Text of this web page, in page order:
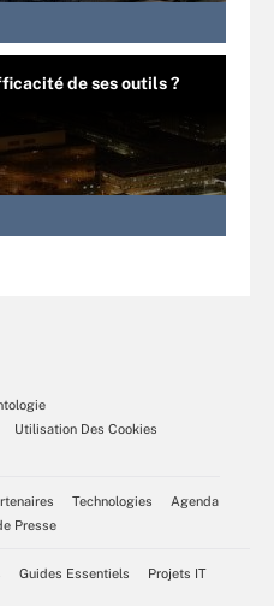
de ses outils ?
Utilisation Des Cookies
Technologies
Agenda
Presse
Guides Essentiels Projets IT